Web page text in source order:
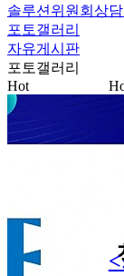
솔루션위원회상
포토갤러리
자유게시판
포토갤러리
Hot